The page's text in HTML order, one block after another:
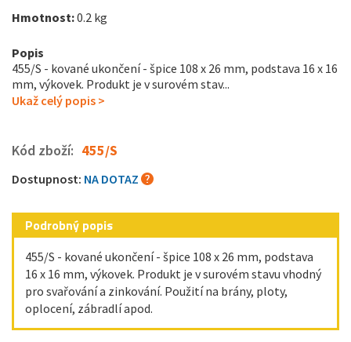
Hmotnost:0.2 kg
Popis
455/S - kované ukončení - špice 108 x 26 mm, podstava 16 x 16
mm, výkovek. Produkt je v surovém stav...
Ukaž celý popis >
Kód zboží: 455/S
Dostupnost: NA DOTAZ
Podrobný popis
455/S - kované ukončení - špice 108 x 26 mm, podstava
16 x 16 mm, výkovek. Produkt je v surovém stavu vhodný
pro svařování a zinkování. Použití na brány, ploty,
oplocení, zábradlí apod.